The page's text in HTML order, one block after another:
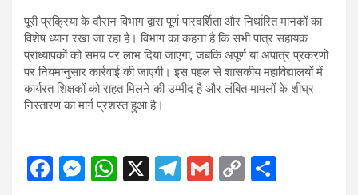
पूरी प्रक्रिया के दौरान विभाग द्वारा पूर्ण पारदर्शिता और निर्धारित मानकों का
विशेष ध्यान रखा जा रहा है। विभाग का कहना है कि सभी पात्र सहायक
प्राध्यापकों को समय पर लाभ दिया जाएगा, जबकि अपूर्ण या अपात्र प्रकरणों
पर नियमानुसार कार्रवाई की जाएगी। इस पहल से शासकीय महाविद्यालयों में
कार्यरत शिक्षकों को राहत मिलने की उम्मीद है और लंबित मामलों के शीघ्र
निस्तारण का मार्ग प्रशस्त हुआ है।
F
M W X
T
G
C